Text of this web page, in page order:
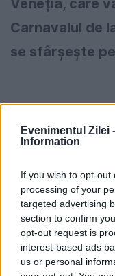
Evenimentul Zilei -
Information
If you wish to opt-
processing of your
targeted advertising
section to confirm
opt-out request is
interest-based ads
us or personal
Veneția, care
Carnavalul de
se sfârșește
sorginte latină ”
revedere,
Paștilor, lăsatul
Universală nu
privește cele
Postul este